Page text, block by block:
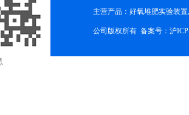
主营产品：好氧堆肥实验装
公司版权所有 备案号： 沪